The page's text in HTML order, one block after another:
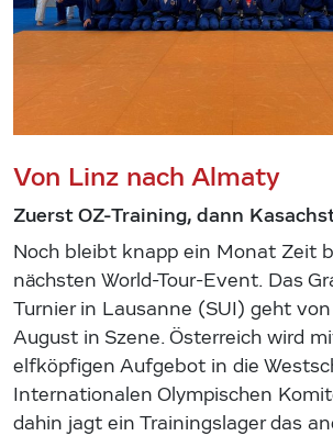
Von Linz nach Almaty
Zuerst OZ-Training, dann
Noch bleibt knapp ein Monat Zeit
nächsten World-Tour-Event. Das
Turnier in Lausanne (SUI) geht
August in Szene. Österreich wird
elfköpfigen Aufgebot in die
Internationalen Olympischen
dahin jagt ein Trainingslager das